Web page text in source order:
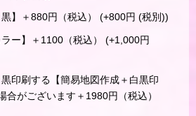
】＋880円（税込） (+800円 (税別))
ー】＋1100（税込） (+1,000円
印刷する【簡易地図作成＋白黒印
がございます＋1980円（税込）